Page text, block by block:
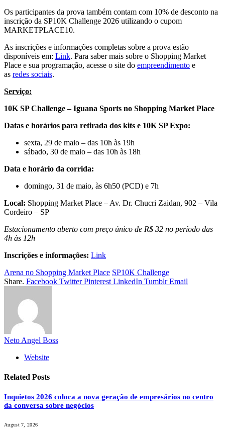
Os participantes da prova também contam com 10% de desconto na
inscrição da SP10K Challenge 2026 utilizando o cupom
MARKETPLACE10.
As inscrições e informações completas sobre a prova estão
disponíveis em: Link. Para saber mais sobre o Shopping Market
Place e sua programação, acesse o site do empreendimento e
as redes sociais.
Serviço:
10K SP Challenge – Iguana Sports no Shopping Market Place
Datas e horários para retirada dos kits e 10K SP Expo:
sexta, 29 de maio – das 10h às 19h
sábado, 30 de maio – das 10h às 18h
Data e horário da corrida:
domingo, 31 de maio, às 6h50 (PCD) e 7h
Local: Shopping Market Place – Av. Dr. Chucri Zaidan, 902 – Vila
Cordeiro – SP
Estacionamento aberto com preço único de R$ 32 no período das
4h às 12h
Inscrições e informações: Link
Arena no Shopping Market Place SP10K Challenge
Share. Facebook Twitter Pinterest LinkedIn Tumblr Email
Neto Angel Boss
Website
Related Posts
Inquietos 2026 coloca a nova geração de empresários no centro
da conversa sobre negócios
August 7, 2026